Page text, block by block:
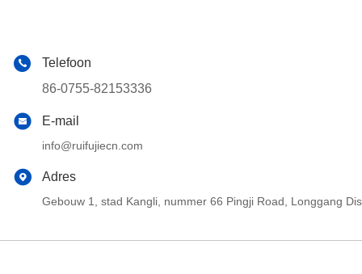
Telefoon
86-0755-82153336
E-mail
info@ruifujiecn.com
Adres
Gebouw 1, stad Kangli, nummer 66 Pingji Road, Longgang